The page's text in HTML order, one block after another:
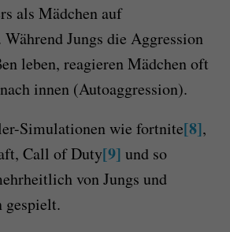
als Mädchen auf
Jungs die Aggression
leben, reagieren Mädchen oft
innen (Autoaggression).
Simulationen wie fortnite[8],
Call of Duty[9] und so
von Jungs und
gespielt.